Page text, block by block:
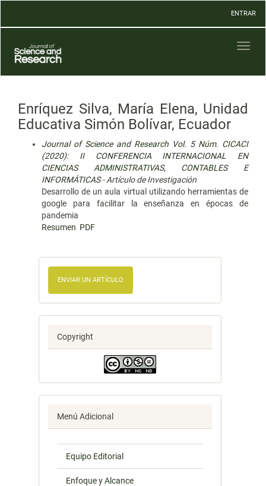
Contenido
Barra
lateral
ENTRAR
Enríquez Silva, María Elena, Unidad
Educativa Simón Bolívar, Ecuador
Journal of Science and Research Vol. 5 Núm. CICACI
(2020): II CONFERENCIA INTERNACIONAL EN
CIENCIAS ADMINISTRATIVAS, CONTABLES E
INFORMÁTICAS- Artículo de Investigación
Desarrollo de un aula virtual utilizando herramientas de
google para facilitar la enseñanza en épocas de
pandemia
Resumen PDF
ENVIAR UN ARTÍCULO
Copyright
Menú Adicional
Equipo Editorial
Enfoque y Alcance